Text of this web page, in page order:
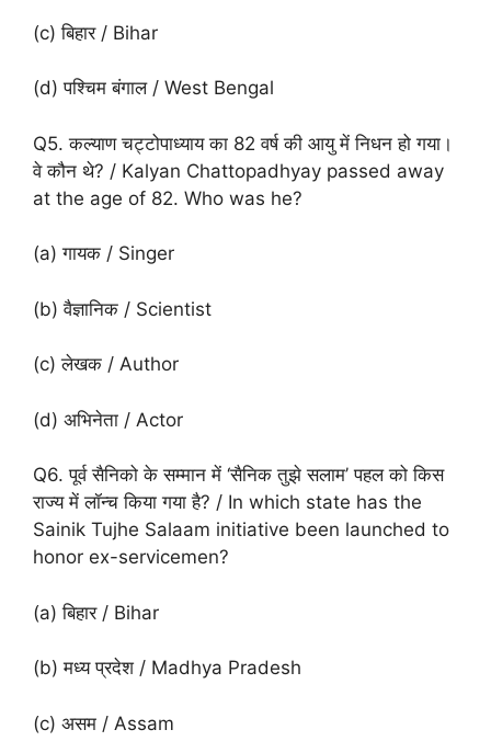
(c) बिहार / Bihar
(d) पश्चिम बंगाल / West Bengal
Q5. कल्याण चट्टोपाध्याय का 82 वर्ष की आयु में निधन हो गया।
वे कौन थे? / Kalyan Chattopadhyay passed away
at the age of 82. Who was he?
(a) गायक / Singer
(b) वैज्ञानिक / Scientist
(c) लेखक / Author
(d) अभिनेता / Actor
Q6. पूर्व सैनिको के सम्मान में ‘सैनिक तुझे सलाम’ पहल को किस
राज्य में लॉन्च किया गया है? / In which state has the
Sainik Tujhe Salaam initiative been launched to
honor ex-servicemen?
(a) बिहार / Bihar
(b) मध्य प्रदेश / Madhya Pradesh
(c) असम / Assam